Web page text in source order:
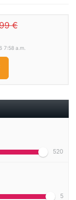
€
7:58 a.m.
520
5